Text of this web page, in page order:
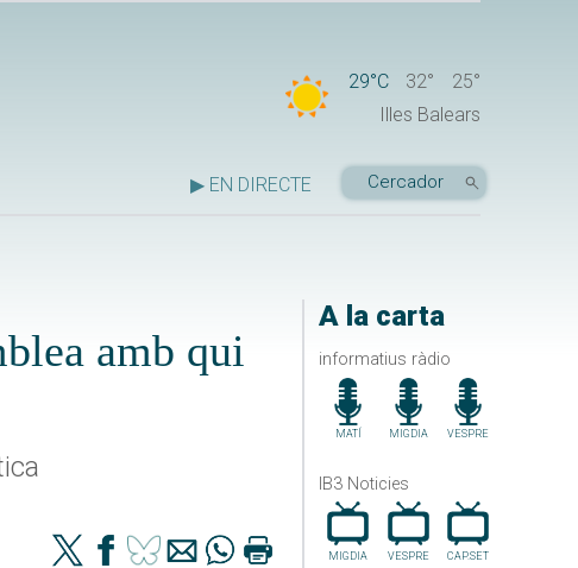
29°C 32°
25°
Illes Balears
▶ EN DIRECTE
A la carta
informatius ràdio
MATÍ MIGDIA VESPRE
IB3 Noticies
MIGDIA VESPRE CAP.SET
amb qui